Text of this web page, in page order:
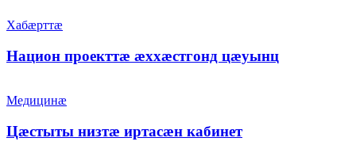
Хабæрттæ
Национ проекттæ æххæстгонд цæуынц
Медицинæ
Цæстыты низтæ иртасæн кабинет